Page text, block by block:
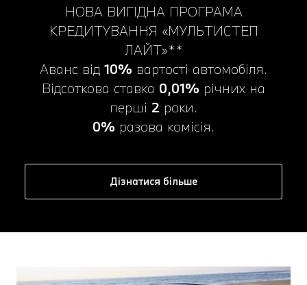
НОВА ВИГІДНА ПРОГРАМА
КРЕДИТУВАННЯ «МУЛЬТИСТЕП
ЛАЙТ»**
Аванс від 10% вартості автомобіля.
Відсоткова ставка 0,01% річних на
перші 2 роки.
0% разова комісія.
Дізнатися більше